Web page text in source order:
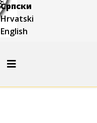
Српски
Hrvatski
English